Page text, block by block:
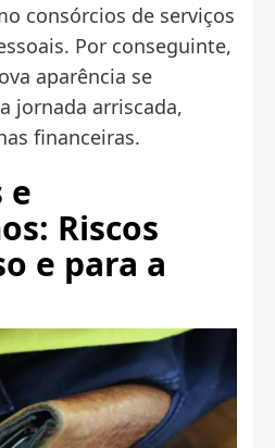
consórcios de serviços
Por conseguinte,
aparência se
jornada arriscada,
financeiras.
e
Riscos
e para a